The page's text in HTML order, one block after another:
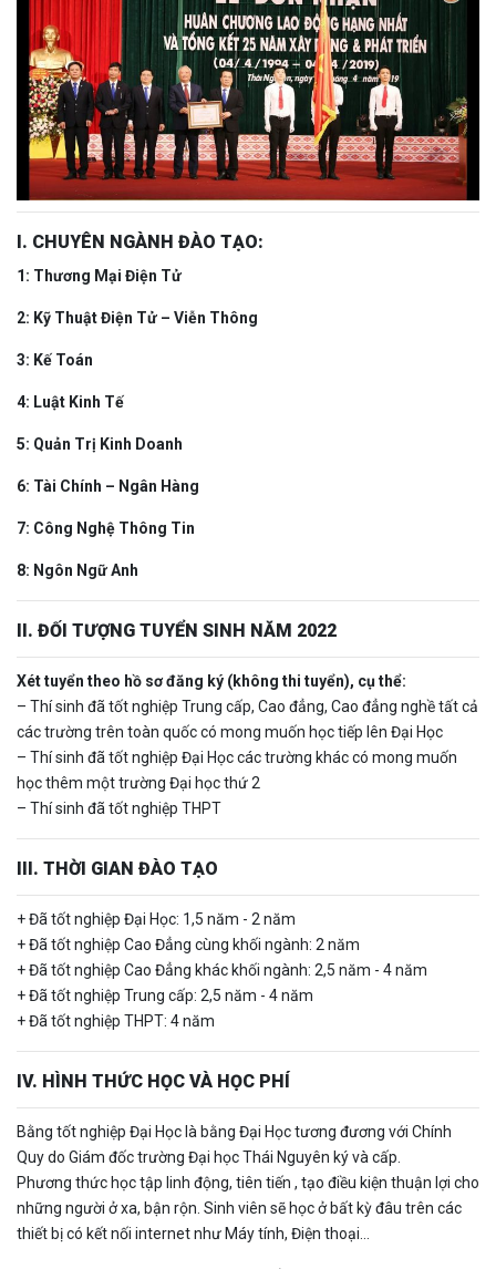
I. CHUYÊN NGÀNH ĐÀO TẠO:
1: Thương Mại Điện Tử
2: Kỹ Thuật Điện Tử – Viễn Thông
3: Kế Toán
4: Luật Kinh Tế
5: Quản Trị Kinh Doanh
6: Tài Chính – Ngân Hàng
7: Công Nghệ Thông Tin
8: Ngôn Ngữ Anh
II. ĐỐI TƯỢNG TUYỂN SINH NĂM 2022
Xét tuyển theo hồ sơ đăng ký (không thi tuyển), cụ thể:
– Thí sinh đã tốt nghiệp Trung cấp, Cao đẳng, Cao đẳng nghề tất cả
các trường trên toàn quốc có mong muốn học tiếp lên Đại Học
– Thí sinh đã tốt nghiệp Đại Học các trường khác có mong muốn
học thêm một trường Đại học thứ 2
– Thí sinh đã tốt nghiệp THPT
III. THỜI GIAN ĐÀO TẠO
+ Đã tốt nghiệp Đại Học: 1,5 năm - 2 năm
+ Đã tốt nghiệp Cao Đẳng cùng khối ngành: 2 năm
+ Đã tốt nghiệp Cao Đẳng khác khối ngành: 2,5 năm - 4 năm
+ Đã tốt nghiệp Trung cấp: 2,5 năm - 4 năm
+ Đã tốt nghiệp THPT: 4 năm
IV. HÌNH THỨC HỌC VÀ HỌC PHÍ
Bằng tốt nghiệp Đại Học là bằng Đại Học tương đương với Chính
Quy do Giám đốc trường Đại học Thái Nguyên ký và cấp.
Phương thức học tập linh động, tiên tiến , tạo điều kiện thuận lợi cho
những người ở xa, bận rộn. Sinh viên sẽ học ở bất kỳ đâu trên các
thiết bị có kết nối internet như Máy tính, Điện thoại…